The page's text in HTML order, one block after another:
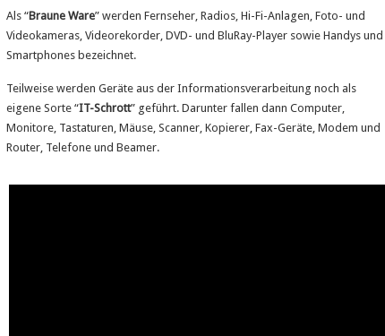
Als “Braune Ware” werden Fernseher, Radios, Hi-Fi-Anlagen, Foto- und
Videokameras, Videorekorder, DVD- und BluRay-Player sowie Handys und
Smartphones bezeichnet.
Teilweise werden Geräte aus der Informationsverarbeitung noch als
eigene Sorte “IT-Schrott” geführt. Darunter fallen dann Computer,
Monitore, Tastaturen, Mäuse, Scanner, Kopierer, Fax-Geräte, Modem und
Router, Telefone und Beamer.